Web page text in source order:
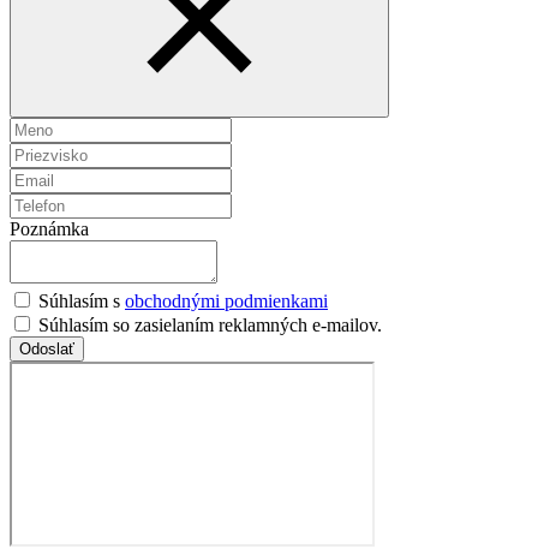
Poznámka
Súhlasím s obchodnými podmienkami
Súhlasím so zasielaním reklamných e-mailov.
Odoslať